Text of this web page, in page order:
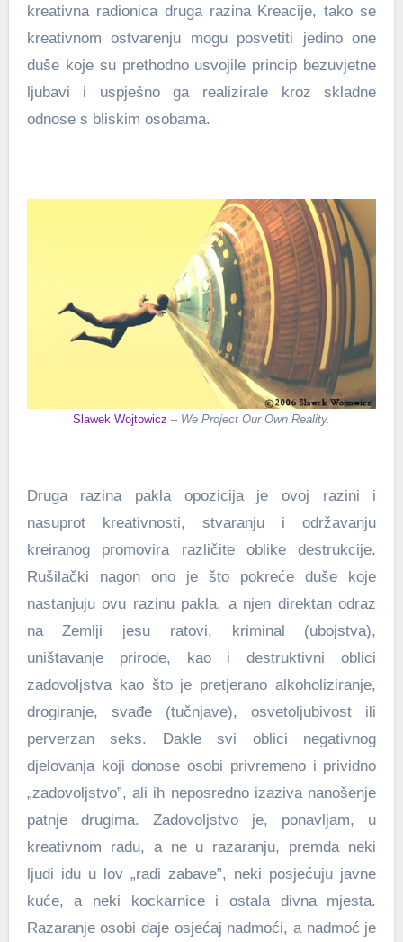
kreativna radionica druga razina Kreacije, tako se
kreativnom ostvarenju mogu posvetiti jedino one
duše koje su prethodno usvojile princip bezuvjetne
ljubavi i uspješno ga realizirale kroz skladne
odnose s bliskim osobama.
Slawek Wojtowicz – We Project Our Own Reality.
Druga razina pakla opozicija je ovoj razini i
nasuprot kreativnosti, stvaranju i održavanju
kreiranog promovira različite oblike destrukcije.
Rušilački nagon ono je što pokreće duše koje
nastanjuju ovu razinu pakla, a njen direktan odraz
na Zemlji jesu ratovi, kriminal (ubojstva),
uništavanje prirode, kao i destruktivni oblici
zadovoljstva kao što je pretjerano alkoholiziranje,
drogiranje, svađe (tučnjave), osvetoljubivost ili
perverzan seks. Dakle svi oblici negativnog
djelovanja koji donose osobi privremeno i prividno
„zadovoljstvo”, ali ih neposredno izaziva nanošenje
patnje drugima. Zadovoljstvo je, ponavljam, u
kreativnom radu, a ne u razaranju, premda neki
ljudi idu u lov „radi zabave”, neki posjećuju javne
kuće, a neki kockarnice i ostala divna mjesta.
Razaranje osobi daje osjećaj nadmoći, a nadmoć je